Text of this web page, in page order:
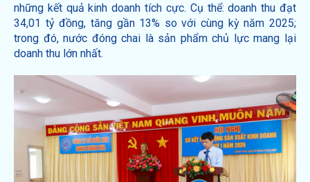
những kết quả kinh doanh tích cực. Cụ thể: doanh thu đạt
34,01 tỷ đồng, tăng gần 13% so với cùng kỳ năm 2025;
trong đó, nước đóng chai là sản phẩm chủ lực mang lại
doanh thu lớn nhất.